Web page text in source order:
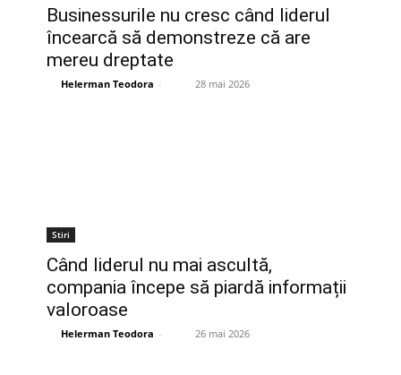
Businessurile nu cresc când liderul
încearcă să demonstreze că are
mereu dreptate
Helerman Teodora - 28 mai 2026
Stiri
Când liderul nu mai ascultă,
compania începe să piardă informații
valoroase
Helerman Teodora - 26 mai 2026